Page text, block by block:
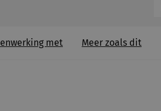
met Meer zoals dit